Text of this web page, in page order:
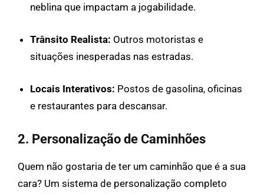
neblina que impactam a jogabilidade.
Trânsito Realista: Outros motoristas e
situações inesperadas nas estradas.
Locais Interativos: Postos de gasolina, oficinas
e restaurantes para descansar.
2. Personalização de Caminhões
Quem não gostaria de ter um caminhão que é a sua
cara? Um sistema de personalização completo